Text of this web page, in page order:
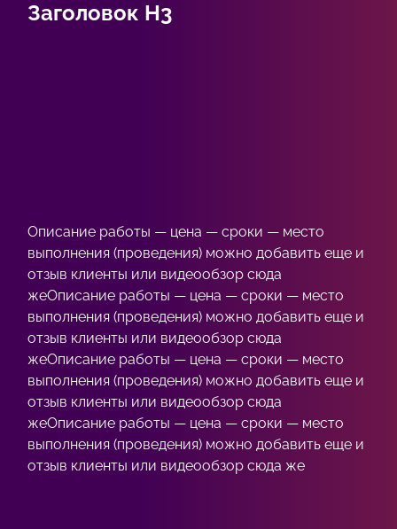
Заголовок Н3
Описание работы — цена — сроки — место
выполнения (проведения) можно добавить еще и
отзыв клиенты или видеообзор сюда
жеОписание работы — цена — сроки — место
выполнения (проведения) можно добавить еще и
отзыв клиенты или видеообзор сюда
жеОписание работы — цена — сроки — место
выполнения (проведения) можно добавить еще и
отзыв клиенты или видеообзор сюда
жеОписание работы — цена — сроки — место
выполнения (проведения) можно добавить еще и
отзыв клиенты или видеообзор сюда же